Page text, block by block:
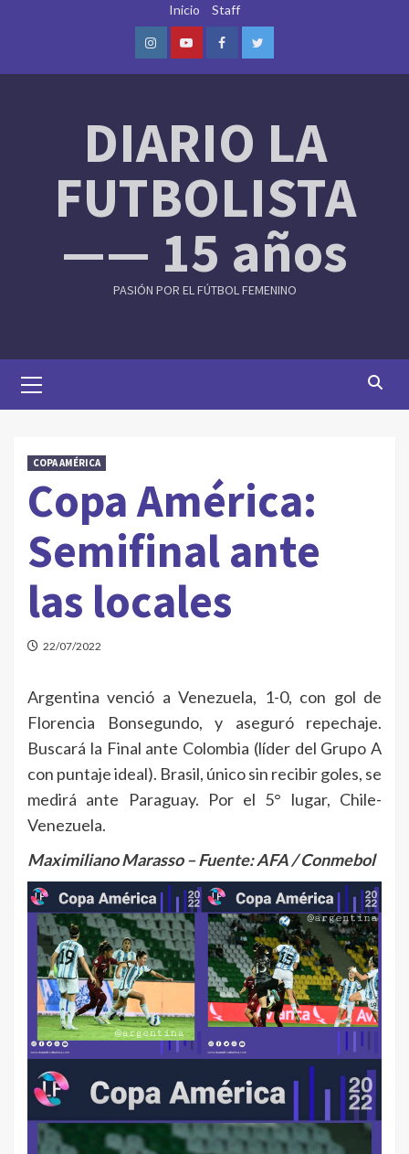
Inicio Staff
InstagramYoutubeFacebookTwitter
DIARIO LA
FUTBOLISTA
—— 15 años
PASIÓN POR EL FÚTBOL FEMENINO
Menu
COPA AMÉRICA
Copa América:
Semifinal ante
las locales
22/07/2022
Argentina venció a Venezuela, 1-0, con gol de
Florencia Bonsegundo, y aseguró repechaje.
Buscará la Final ante Colombia (líder del Grupo A
con puntaje ideal). Brasil, único sin recibir goles, se
medirá ante Paraguay. Por el 5° lugar, Chile-
Venezuela.
Maximiliano Marasso – Fuente: AFA / Conmebol